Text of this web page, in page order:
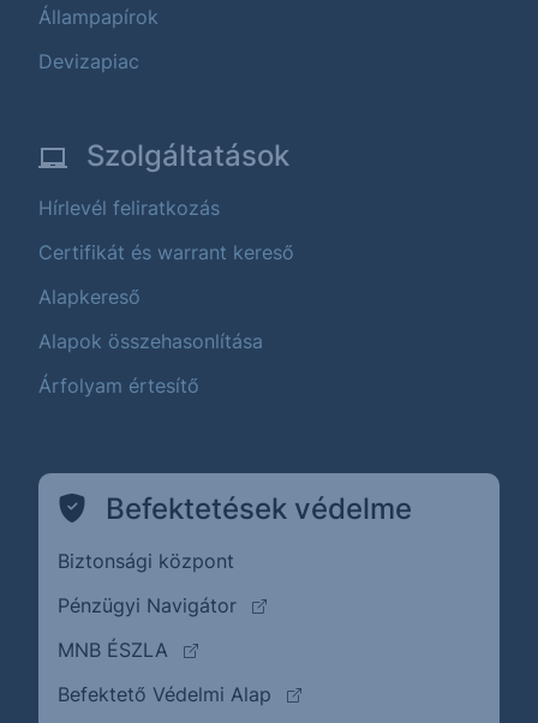
Állampapírok
Devizapiac
Szolgáltatások
Hírlevél feliratkozás
Certifikát és warrant kereső
Alapkereső
Alapok összehasonlítása
Árfolyam értesítő
Befektetések védelme
Biztonsági központ
Pénzügyi Navigátor
(külső oldalra ugrik)
MNB ÉSZLA
(külső oldalra ugrik)
Befektető Védelmi Alap
(külső oldalra ugrik)